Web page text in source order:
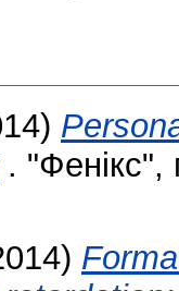
"Фенікс",